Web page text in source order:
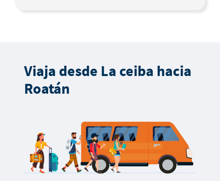
Viaja desde La ceiba hacia
Roatán